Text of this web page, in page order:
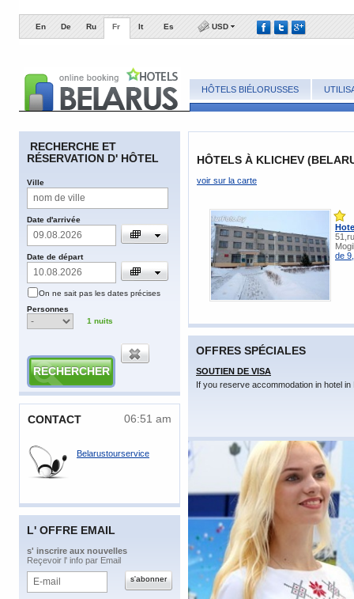
En De Ru Fr It Es USD
HÔTELS BIÉLORUSSES
​RECHERCHE ET
RÉSERVATION D' HÔTEL
​Ville
​Date d'arrivée
​Date de départ
​On ne sait pas les dates précises
​Personnes
1 nuits
CONTACT 06:51 am
Belarustourservice
L' OFFRE EMAIL
​s' inscrire aux nouvelles
Reçevoir l' info par Email
HÔTELS À KLICHEV
voir sur la carte
de
OFFRES SPÉCIALES
SOUTIEN DE VISA
If you reserve accommodation in hotel